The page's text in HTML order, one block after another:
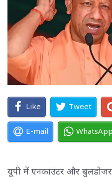
Like Tweet
E-mail WhatsApp
यूपी में एनकाउंटर और बुलडोजर